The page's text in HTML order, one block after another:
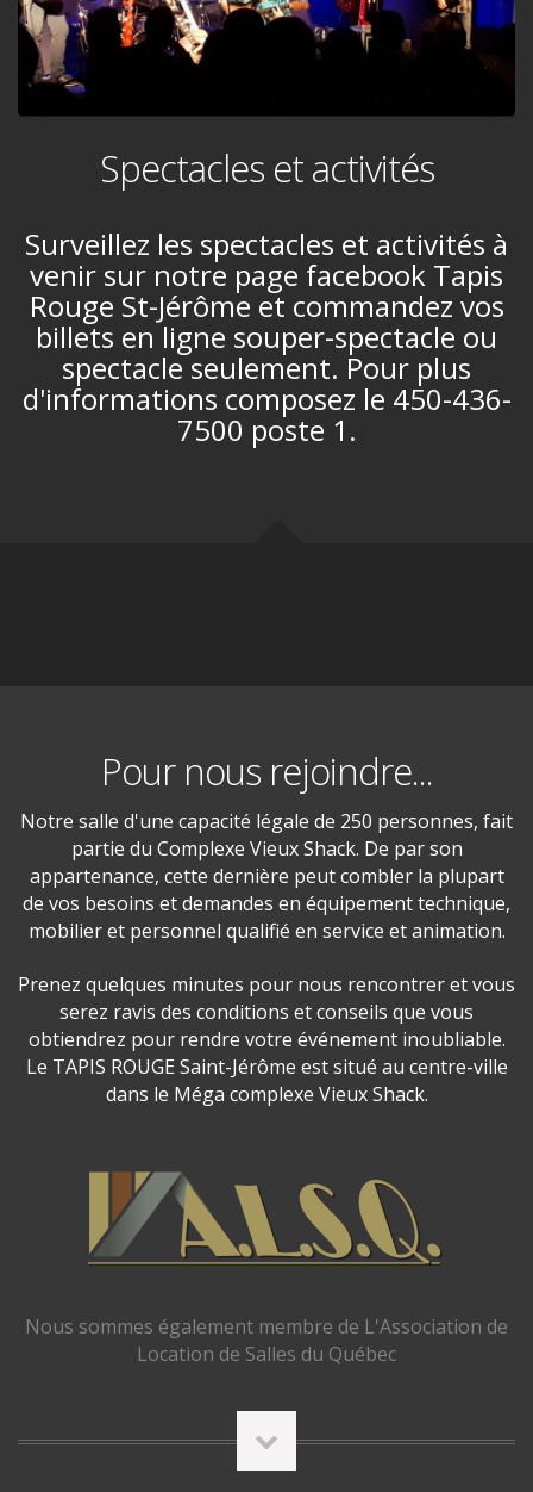
Spectacles et activités
Surveillez les spectacles et activités à
venir sur notre page facebook Tapis
Rouge St-Jérôme et commandez vos
billets en ligne souper-spectacle ou
spectacle seulement. Pour plus
d'informations composez le 450-436-
7500 poste 1.
Pour nous rejoindre...
Notre salle d'une capacité légale de 250 personnes, fait
partie du Complexe Vieux Shack. De par son
appartenance, cette dernière peut combler la plupart
de vos besoins et demandes en équipement technique,
mobilier et personnel qualifié en service et animation.
Prenez quelques minutes pour nous rencontrer et vous
serez ravis des conditions et conseils que vous
obtiendrez pour rendre votre événement inoubliable.
Le TAPIS ROUGE Saint-Jérôme est situé au centre-ville
dans le Méga complexe Vieux Shack.
Nous sommes également membre de L'Association de
Location de Salles du Québec